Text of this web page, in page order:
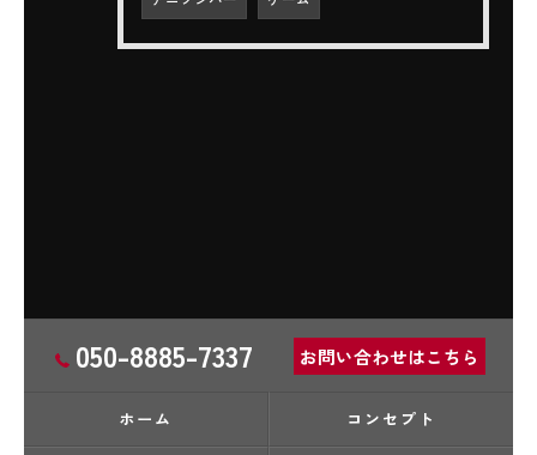
050-8885-7337 お問い合わせはこちら
ホーム コンセプト